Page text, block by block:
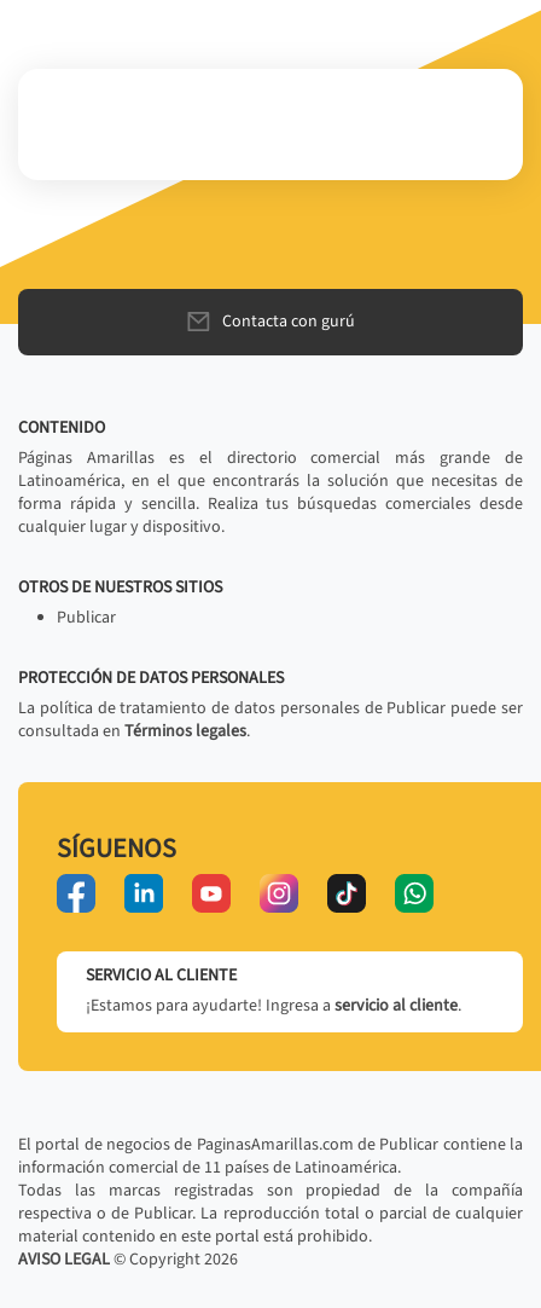
Contacta con gurú
CONTENIDO
Páginas Amarillas es el directorio comercial más grande de
Latinoamérica, en el que encontrarás la solución que necesitas de
forma rápida y sencilla. Realiza tus búsquedas comerciales desde
cualquier lugar y dispositivo.
OTROS DE NUESTROS SITIOS
Publicar
PROTECCIÓN DE DATOS PERSONALES
La política de tratamiento de datos personales de Publicar puede ser
consultada en Términos legales.
SÍGUENOS
SERVICIO AL CLIENTE
¡Estamos para ayudarte! Ingresa a servicio al cliente.
El portal de negocios de PaginasAmarillas.com de Publicar contiene la
información comercial de 11 países de Latinoamérica.
Todas las marcas registradas son propiedad de la compañía
respectiva o de Publicar. La reproducción total o parcial de cualquier
material contenido en este portal está prohibido.
AVISO LEGAL© Copyright2026